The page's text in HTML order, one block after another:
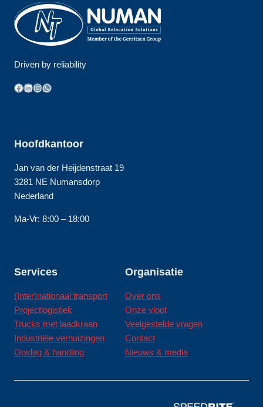
Driven by reliability
Facebook
LinkedIn
Instagram
WhatsApp
Hoofdkantoor
Jan van der Heijdenstraat 19
3281 NE Numansdorp
Nederland
Ma-Vr: 8:00 – 18:00
Services
(Inter)nationaal transport
Projectlogistiek
Trucks met laadkraan
Industriële verhuizingen
Opslag & handling
Organisatie
Over ons
Onze vloot
Veelgestelde vragen
Contact
Nieuws & media